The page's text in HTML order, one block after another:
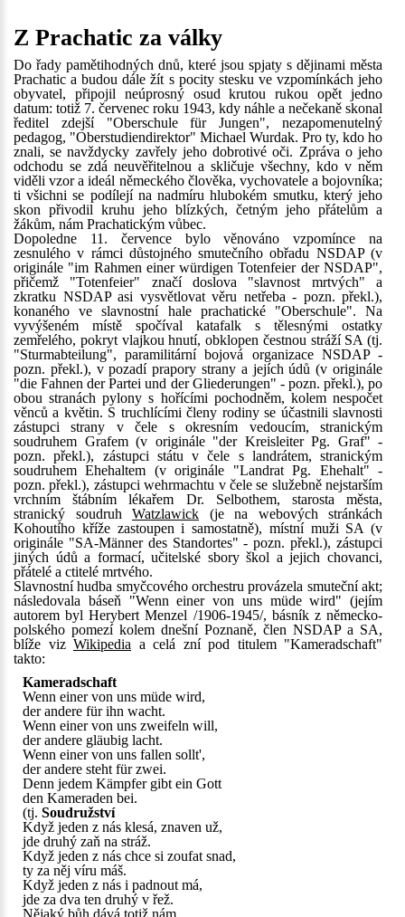
Z Prachatic za války
Do řady pamětihodných dnů, které jsou spjaty s dějinami města
Prachatic a budou dále žít s pocity stesku ve vzpomínkách jeho
obyvatel, připojil neúprosný osud krutou rukou opět jedno
datum: totiž 7. červenec roku 1943, kdy náhle a nečekaně skonal
ředitel zdejší "Oberschule für Jungen", nezapomenutelný
pedagog, "Oberstudiendirektor" Michael Wurdak. Pro ty, kdo ho
znali, se navždycky zavřely jeho dobrotivé oči. Zpráva o jeho
odchodu se zdá neuvěřitelnou a skličuje všechny, kdo v něm
viděli vzor a ideál německého člověka, vychovatele a bojovníka;
ti všichni se podílejí na nadmíru hlubokém smutku, který jeho
skon přivodil kruhu jeho blízkých, četným jeho přátelům a
žákům, nám Prachatickým vůbec.
Dopoledne 11. července bylo věnováno vzpomínce na
zesnulého v rámci důstojného smutečního obřadu NSDAP (v
originále "im Rahmen einer würdigen Totenfeier der NSDAP",
přičemž "Totenfeier" značí doslova "slavnost mrtvých" a
zkratku NSDAP asi vysvětlovat věru netřeba - pozn. překl.),
konaného ve slavnostní hale prachatické "Oberschule". Na
vyvýšeném místě spočíval katafalk s tělesnými ostatky
zemřelého, pokryt vlajkou hnutí, obklopen čestnou stráží SA (tj.
"Sturmabteilung", paramilitární bojová organizace NSDAP -
pozn. překl.), v pozadí prapory strany a jejích údů (v originále
"die Fahnen der Partei und der Gliederungen" - pozn. překl.), po
obou stranách pylony s hořícími pochodněm, kolem nespočet
věnců a květin. S truchlícími členy rodiny se účastnili slavnosti
zástupci strany v čele s okresním vedoucím, stranickým
soudruhem Grafem (v originále "der Kreisleiter Pg. Graf" -
pozn. překl.), zástupci státu v čele s landrátem, stranickým
soudruhem Ehehaltem (v originále "Landrat Pg. Ehehalt" -
pozn. překl.), zástupci wehrmachtu v čele se služebně nejstarším
vrchním štábním lékařem Dr. Selbothem, starosta města,
stranický soudruh Watzlawick (je na webových stránkách
Kohoutího kříže zastoupen i samostatně), místní muži SA (v
originále "SA-Männer des Standortes" - pozn. překl.), zástupci
jiných údů a formací, učitelské sbory škol a jejich chovanci,
přátelé a ctitelé mrtvého.
Slavnostní hudba smyčcového orchestru provázela smuteční akt;
následovala báseň "Wenn einer von uns müde wird" (jejím
autorem byl Herybert Menzel /1906-1945/, básník z německo-
polského pomezí kolem dnešní Poznaně, člen NSDAP a SA,
blíže viz Wikipedia a celá zní pod titulem "Kameradschaft"
takto:
Kameradschaft
Wenn einer von uns müde wird,
der andere für ihn wacht.
Wenn einer von uns zweifeln will,
der andere gläubig lacht.
Wenn einer von uns fallen sollt',
der andere steht für zwei.
Denn jedem Kämpfer gibt ein Gott
den Kameraden bei.
(tj. Soudružství
Když jeden z nás klesá, znaven už,
jde druhý zaň na stráž.
Když jeden z nás chce si zoufat snad,
ty za něj víru máš.
Když jeden z nás i padnout má,
jde za dva ten druhý v řež.
Nějaký bůh dává totiž nám